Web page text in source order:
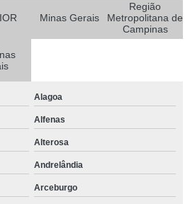
Minas Gerais
Região
Metropolitana de
Campinas
Alagoa
Alfenas
Alterosa
Andrelândia
Arceburgo